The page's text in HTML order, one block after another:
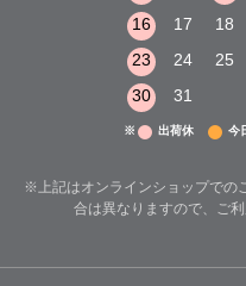
16
17 18
23
24 25
30
31
※ 出荷休 今
※上記はオンラインショップでの
合は異なりますので、ご